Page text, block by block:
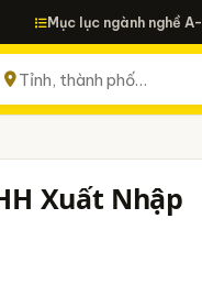
Mục lục ngành nghề
Xuất Nhập